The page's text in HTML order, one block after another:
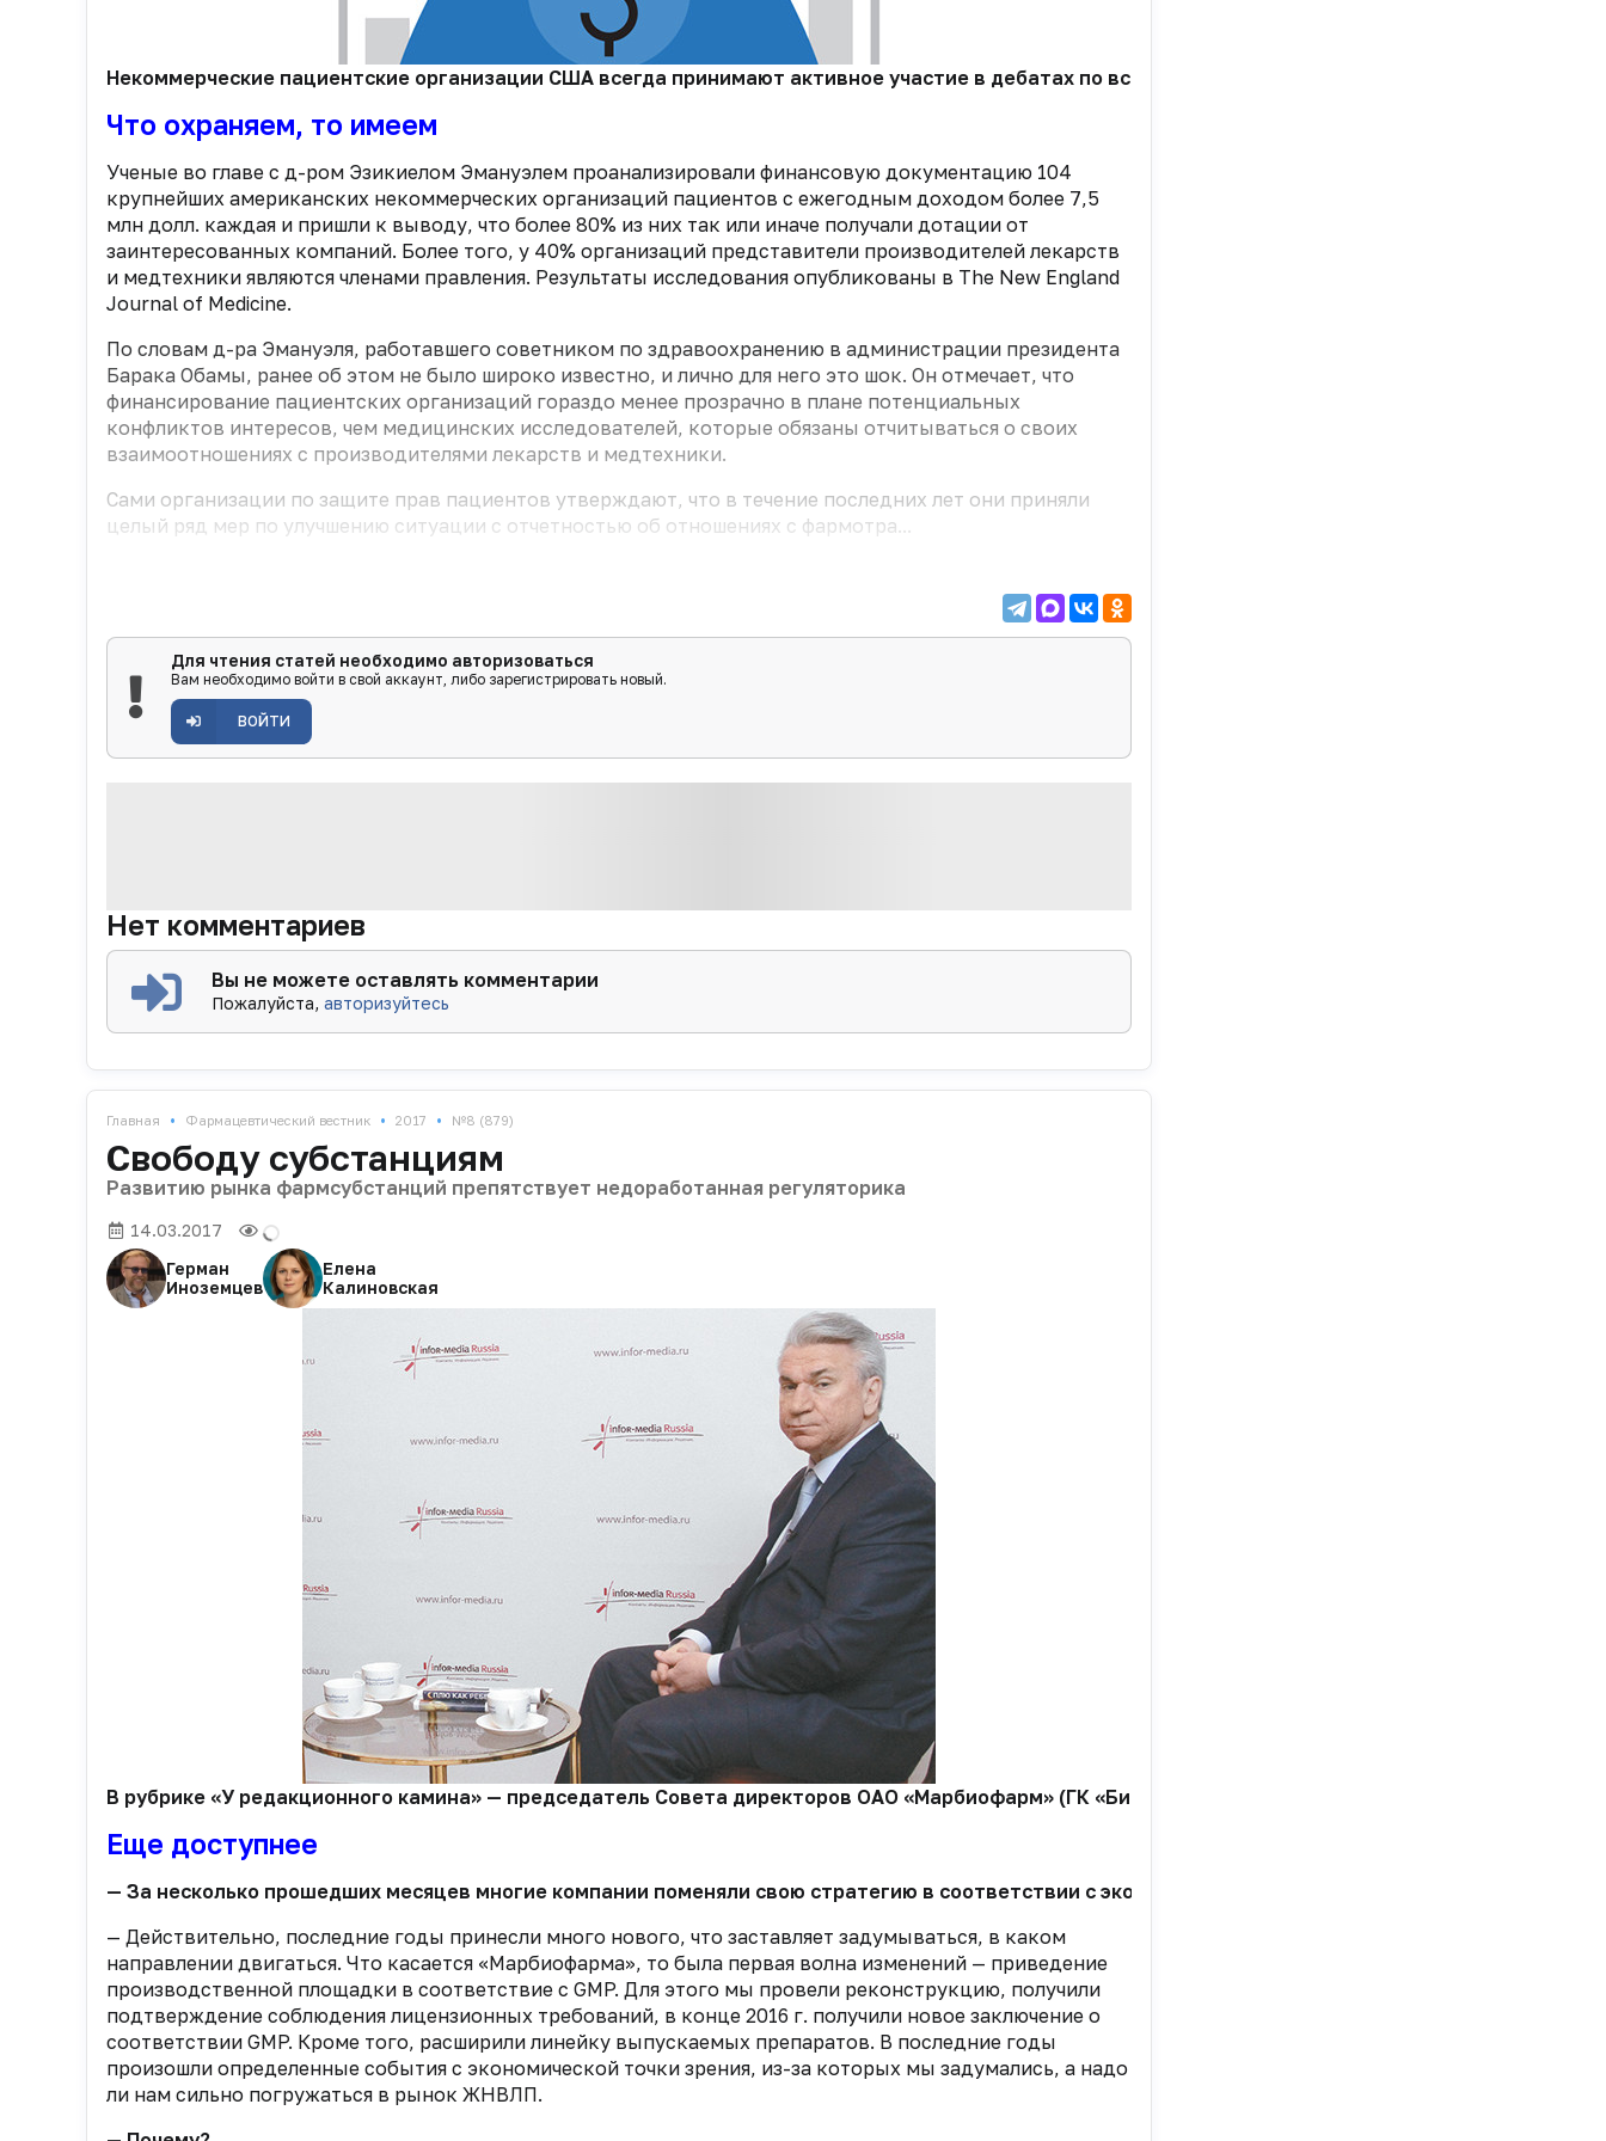
Некоммерческие пациентские организации США всегда принимают активное участие в дебатах по всем вопросам здравоохранения — от
Что охраняем, то имеем
Ученые во главе с д-ром Эзикиелом Эмануэлем проанализировали финансовую документацию 104
крупнейших американских некоммерческих организаций пациентов с ежегодным доходом более 7,5
млн долл. каждая и пришли к выводу, что более 80% из них так или иначе получали дотации от
заинтересованных компаний. Более того, у 40% организаций представители производителей лекарств
и медтехники являются членами правления. Результаты исследования опубликованы в The New England
Journal of Medicine.
По словам д-ра Эмануэля, работавшего советником по здравоохранению в администрации президента
Барака Обамы, ранее об этом не было широко известно, и лично для него это шок. Он отмечает, что
финансирование пациентских организаций гораздо менее прозрачно в плане потенциальных
конфликтов интересов, чем медицинских исследователей, которые обязаны отчитываться о своих
взаимоотношениях с производителями лекарств и медтехники.
Сами организации по защите прав пациентов утверждают, что в течение последних лет они приняли
целый ряд мер по улучшению ситуации с отчетностью об отношениях с фарм­отра...
Для чтения статей необходимо авторизоваться
Вам необходимо войти в свой аккаунт, либо зарегистрировать новый.
ВОЙТИ
Нет комментариев
Вы не можете оставлять комментарии
Пожалуйста,авторизуйтесь
Главная • Фармацевтический вестник • 2017 • №8 (879)
Свободу субстанциям
Развитию рынка фармсубстанций препятствует недоработанная регуляторика
14.03.2017
Герман
Иноземцев
Елена
Калиновская
В рубрике «У редакционного камина» — председатель Совета директоров ОАО «Марбиофарм» (ГК «Биотэк») Григорий ЛЕВИЦКИЙ. Он не
Еще доступнее
— За несколько прошедших месяцев многие компании поменяли свою стратегию в соответствии с экономической ситуацией. Ваше предприятие
— Действительно, последние годы принесли много нового, что заставляет задумываться, в каком
направлении двигаться. Что касается «Марбиофарма», то была первая волна изменений — приведение
производственной площадки в соответствие с GMP. Для этого мы провели реконструкцию, получили
подтверждение соблюдения лицензионных требований, в конце 2016 г. получили новое заключение о
соответствии GMP. Кроме того, расширили линейку выпускаемых препаратов. В последние годы
произошли определенные события с экономической точки зрения, из-за которых мы задумались, а надо
ли нам сильно погружаться в рынок ЖНВЛП.